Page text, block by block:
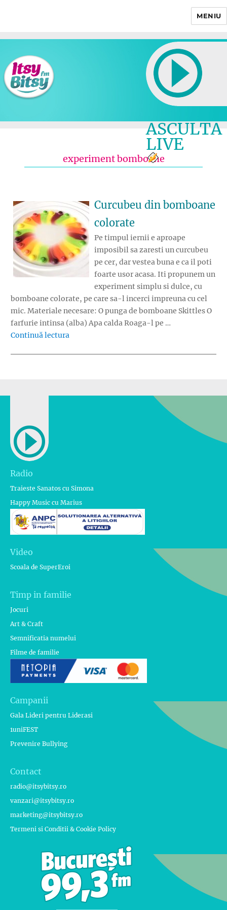
MENIU
ASCULTA
LIVE
experiment bomboane
Curcubeu din bomboane
colorate
Pe timpul iernii e aproape
imposibil sa zaresti un curcubeu
pe cer, dar vestea buna e ca il poti
foarte usor acasa. Iti propunem un
experiment simplu si dulce, cu
bomboane colorate, pe care sa-l incerci impreuna cu cel
mic. Materiale necesare: O punga de bomboane Skittles O
farfurie intinsa (alba) Apa calda Roaga-l pe …
Continuă lectura
Radio
Traieste Sanatos cu Simona
Happy Music cu Marius
Video
Scoala de SuperEroi
Timp in familie
Jocuri
Art & Craft
Semnificatia numelui
Filme de familie
Campanii
Gala Lideri pentru Liderasi
1uniFEST
Prevenire Bullying
Contact
radio@itsybitsy.ro
vanzari@itsybitsy.ro
marketing@itsybitsy.ro
Termeni si Conditii & Cookie Policy